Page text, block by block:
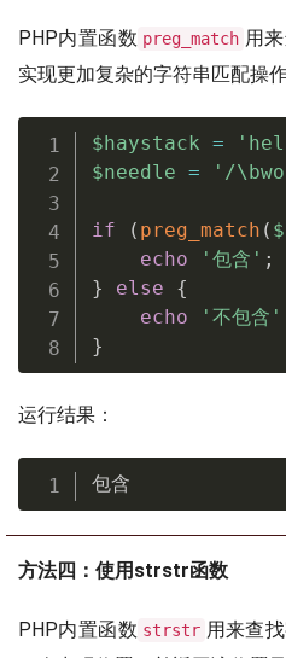
PHP内置函数 preg_match 用
实现更加复杂的字符串匹配操作
$haystack =
$needle = '/
if ( preg_match (
echo
'包含' ;
}
else
{
echo
'不包含'
}
运行结果：
包含
方法四：使用strstr函数
PHP内置函数 strstr 用来查